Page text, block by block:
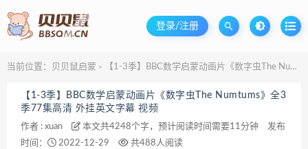
登录/注册
当前位置： 贝贝鼠启蒙 > 【1-3季】BBC数学启蒙动画片《数字虫The Numtums》全3季77集高清 外挂英文字幕 视频
【1-3季】BBC数学启蒙动画片《数字虫The Numtums》全3
季77集高清 外挂英文字幕 视频
作者 : xuan 本文共4248个字，预计阅读时间需要11分钟
发布
时间：
2022-12-29 共488人阅读